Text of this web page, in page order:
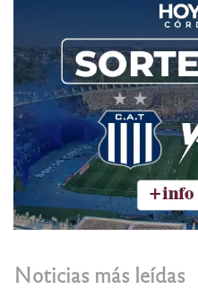
Noticias más leídas